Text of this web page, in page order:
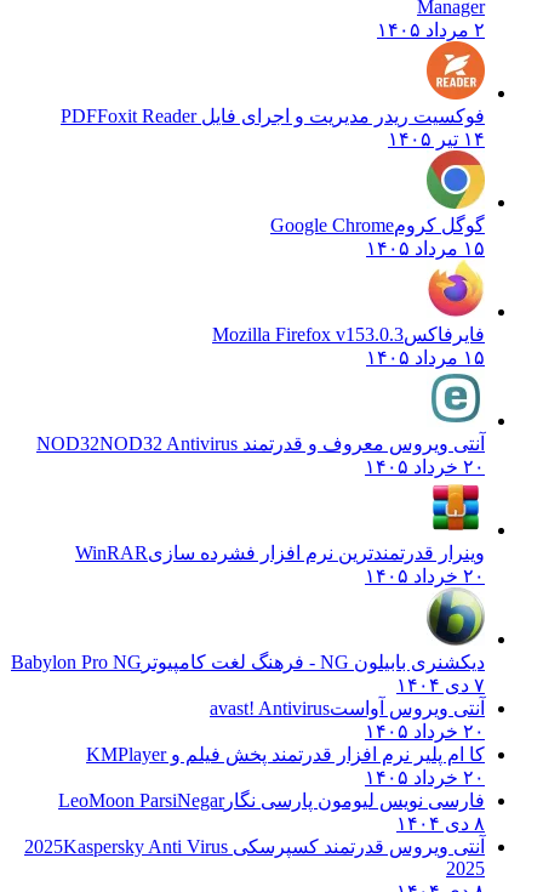
Manager
۲ مرداد ۱۴۰۵
فوکسیت ریدر مدیریت و اجرای فایل PDFFoxit Reader
۱۴ تیر ۱۴۰۵
گوگل کرومGoogle Chrome
۱۵ مرداد ۱۴۰۵
فایرفاکسMozilla Firefox v153.0.3
۱۵ مرداد ۱۴۰۵
آنتی ویروس معروف و قدرتمند NOD32 NOD32 Antivirus
۲۰ خرداد ۱۴۰۵
وینرار قدرتمندترین نرم افزار فشرده سازیWinRAR
۲۰ خرداد ۱۴۰۵
دیکشنری بابیلون NG - فرهنگ لغت کامپیوتر
Babylon Pro NG
۷ دی ۱۴۰۴
آنتی ویروس آواستavast! Antivirus
۲۰ خرداد ۱۴۰۵
کا ام پلیر نرم افزار قدرتمند پخش فیلم وKMPlayer
۲۰ خرداد ۱۴۰۵
فارسی نویس لیومون پارسی نگارLeoMoon ParsiNegar
۸ دی ۱۴۰۴
آنتی ویروس قدرتمند کسپرسکی 2025 Kaspersky Anti Virus
2025